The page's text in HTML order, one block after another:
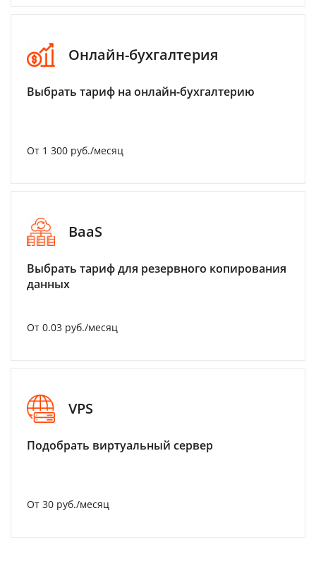
Онлайн-бухгалтерия
Выбрать тариф на онлайн-бухгалтерию
От 1 300 руб./месяц
BaaS
Выбрать тариф для резервного копирования
данных
От 0.03 руб./месяц
VPS
Подобрать виртуальный сервер
От 30 руб./месяц